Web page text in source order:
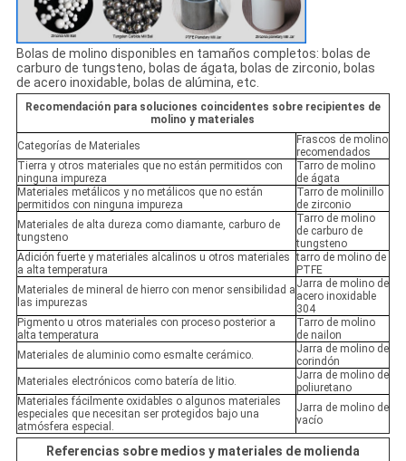
Bolas de molino disponibles en tamaños completos: bolas de
carburo de tungsteno, bolas de ágata, bolas de zirconio, bolas
de acero inoxidable, bolas de alúmina, etc.
Recomendación para soluciones coincidentes sobre recipientes de
molino y materiales
Categorías de Materiales
Frascos de molino
recomendados
Tierra y otros materiales que no están permitidos con
ninguna impureza
Tarro de molino
de ágata
Materiales metálicos y no metálicos que no están
permitidos con ninguna impureza
Tarro de molinillo
de zirconio
Materiales de alta dureza como diamante, carburo de
tungsteno
Tarro de molino
de carburo de
tungsteno
Adición fuerte y materiales alcalinos u otros materiales
a alta temperatura
tarro de molino de
PTFE
Materiales de mineral de hierro con menor sensibilidad a
las impurezas
Jarra de molino de
acero inoxidable
304
Pigmento u otros materiales con proceso posterior a
alta temperatura
Tarro de molino
de nailon
Materiales de aluminio como esmalte cerámico.
Jarra de molino de
corindón
Materiales electrónicos como batería de litio.
Jarra de molino de
poliuretano
Materiales fácilmente oxidables o algunos materiales
especiales que necesitan ser protegidos bajo una
atmósfera especial.
Jarra de molino de
vacío
Referencias sobre medios y materiales de molienda